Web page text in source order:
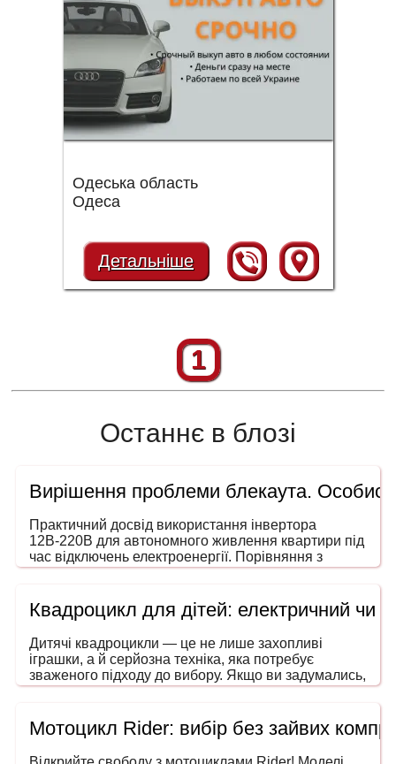
Одеська область
Одеса
Детальніше
1
Останнє в блозі
Вирішення проблеми блекаута.
Практичний досвід використання інвертора
12В-220В для автономного живлення квартири під
час відключень електроенергії. Порівняння з
генераторами, ДБЖ і power station. На що звертати
Квадроцикл для дітей: електричний чи
Дитячі квадроцикли — це не лише захопливі
іграшки, а й серйозна техніка, яка потребує
зваженого підходу до вибору. Якщо ви задумались,
як обрати квадроцикл для дитини, то ця інструкція
та в межах вашого бюджету. Адже йдеться не
просто про розвагу — мова про безпечний
транспорт, що розвиває координацію, увагу та
Мотоцикл Rider: вибір без зайвих